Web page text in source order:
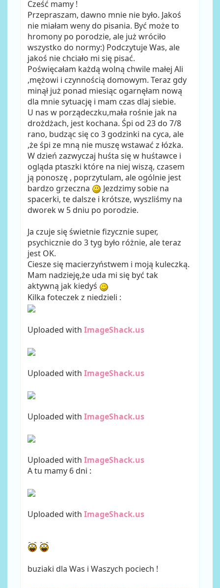
Cześć mamy !
Przepraszam, dawno mnie nie było. Jakoś
nie miałam weny do pisania. Być może to
hromony po porodzie, ale już wróciło
wszystko do normy:) Podczytuje Was, ale
jakoś nie chciało mi się pisać.
Poświęcałam każdą wolną chwile małej Ali
,mężowi i czynnością domowym. Teraz gdy
minął już ponad miesiąc ogarnęłam nową
dla mnie sytuację i mam czas dlaj siebie.
U nas w porządeczku,mała rośnie jak na
drożdżach, jest kochana. Śpi od 23 do 7/8
rano, budząc się co 3 godzinki na cyca, ale
,że śpi ze mną nie muszę wstawać z łózka.
W dzień zazwyczaj huśta się w huśtawce i
ogląda ptaszki które na niej wiszą, czasem
ją ponoszę , poprzytulam, ale ogólnie jest
bardzo grzeczna
Jezdzimy sobie na
spacerki, te dalsze i krótsze, wyszliśmy na
dworek w 5 dniu po porodzie.
Ja czuje się świetnie fizycznie super,
psychicznie do 3 tyg było różnie, ale teraz
jest OK.
Ciesze się macierzyństwem i moją kuleczką.
Mam nadzieję,że uda mi się być tak
aktywną jak kiedyś
Kilka foteczek z niedzieli :
Uploaded with ImageShack.us
Uploaded with ImageShack.us
Uploaded with ImageShack.us
Uploaded with ImageShack.us
A tu mamy 6 dni :
Uploaded with ImageShack.us
buziaki dla Was i Waszych pociech !